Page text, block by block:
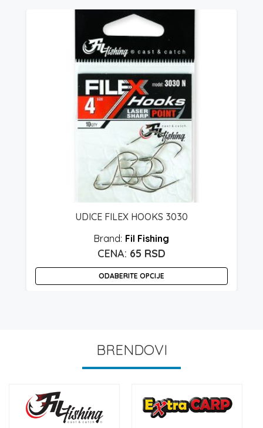
UDICE FILEX HOOKS 3030
Fil Fishing
65 RSD
ODABERITE OPCIJE
biti
izabrane
BRENDOVI